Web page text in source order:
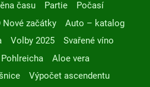
času Partie
Počasí
Nové začátky
Auto – katalog
Volby 2025
Svařené víno
Aloe vera
Výpočet ascendentu